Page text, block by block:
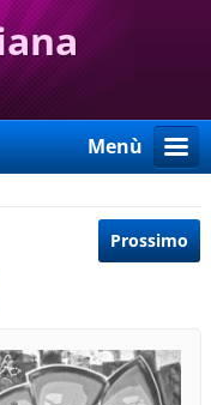
Menù
Prossimo